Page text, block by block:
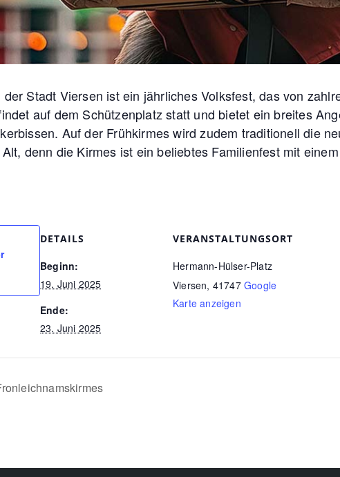
der Stadt Viersen ist ein jährliches Volksfest, das von
auf dem Schützenplatz statt und bietet ein breites
Auf der Frühkirmes wird zudem traditionell die
denn die Kirmes ist ein beliebtes Familienfest mit
DETAILS
Beginn:
19. Juni 2025
Ende:
23. Juni 2025
VERANSTALTUNGSORT
Hermann-Hülser-Platz
Viersen, 41747 Google
Karte anzeigen